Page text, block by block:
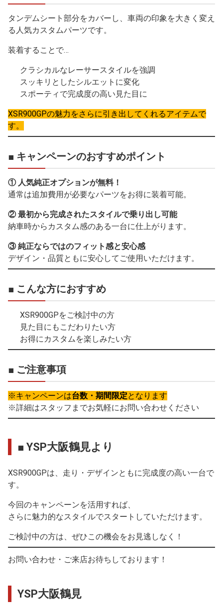
タンデムシート部分をカバーし、車両の印象を大きく変え
る人気カスタムパーツです。
装着することで…
クラシカルなレーサースタイルを強調
スッキリとしたシルエットに変化
スポーティで完成度の高い見た目に
XSR900GPの魅力をさらに引き出してくれるアイテムで
す。
■ キャンペーンのおすすめポイント
① 人気純正オプションが無料！
通常は追加費用が必要なパーツをお得に装着可能。
② 最初から完成されたスタイルで乗り出し可能
納車時からカスタム感のある一台に仕上がります。
③ 純正ならではのフィット感と安心感
デザイン・品質ともに安心してご使用いただけます。
■ こんな方におすすめ
XSR900GPをご検討中の方
見た目にもこだわりたい方
お得にカスタムを楽しみたい方
■ ご注意事項
※キャンペーンは台数・期間限定となります
※詳細はスタッフまでお気軽にお問い合わせください
■ YSP大阪鶴見より
XSR900GPは、走り・デザインともに完成度の高い一台で
す。
今回のキャンペーンを活用すれば、
さらに魅力的なスタイルでスタートしていただけます。
ご検討中の方は、ぜひこの機会をお見逃しなく！
お問い合わせ・ご来店お待ちしております！
YSP大阪鶴見